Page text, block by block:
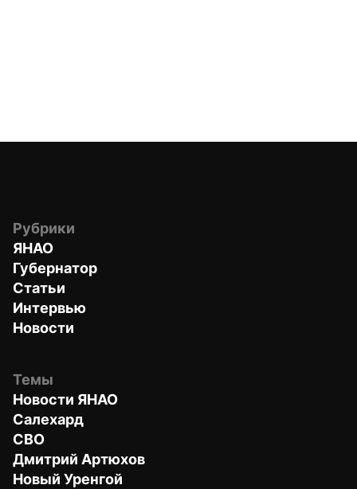
Рубрики
ЯНАО
Губернатор
Статьи
Интервью
Новости
Темы
Новости ЯНАО
Салехард
СВО
Дмитрий Артюхов
Новый Уренгой